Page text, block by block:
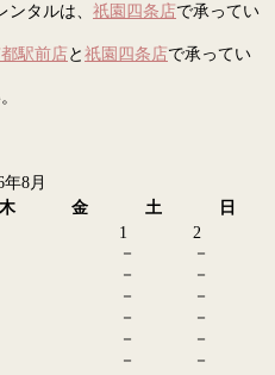
タルは、 祇園四条店で承ってい
駅前店 と 祇園四条店で承ってい
年8月
木 金 土
日
1
－
－
－
－
－
－
2
－
－
－
－
－
－